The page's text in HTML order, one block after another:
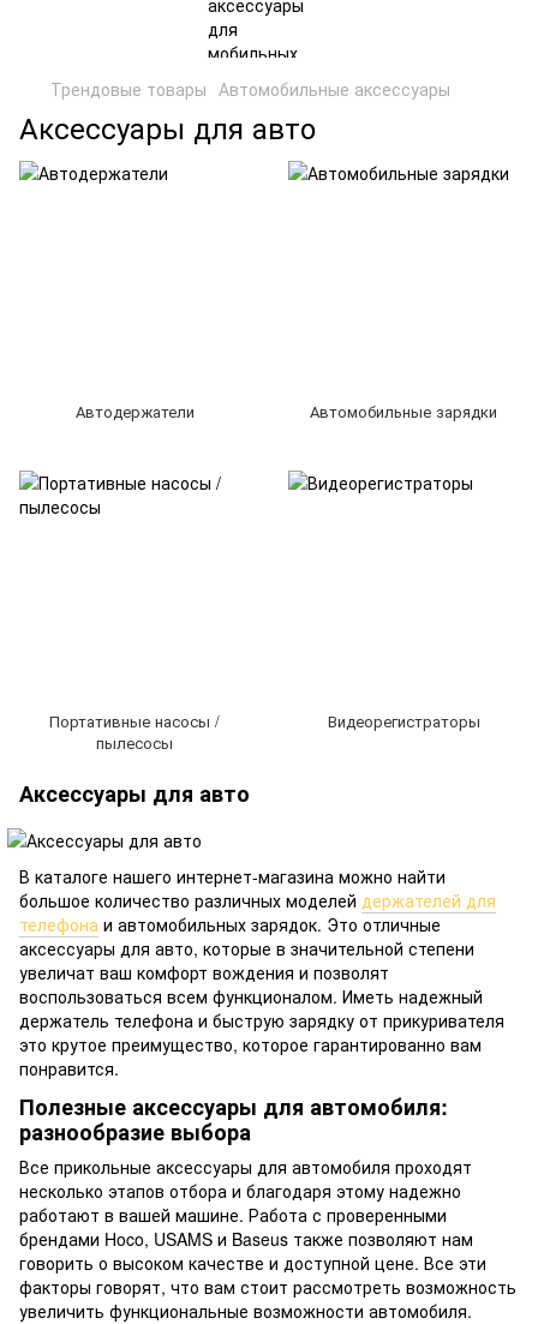
Трендовые товары Автомобильные аксессуары
Аксессуары для авто
Аксессуары для авто
В каталоге нашего интернет-магазина можно найти
большое количество различных моделей держателей для
телефона и автомобильных зарядок. Это отличные
аксессуары для авто, которые в значительной степени
увеличат ваш комфорт вождения и позволят
воспользоваться всем функционалом. Иметь надежный
держатель телефона и быструю зарядку от прикуривателя
это крутое преимущество, которое гарантированно вам
понравится.
Полезные аксессуары для автомобиля:
разнообразие выбора
Все прикольные аксессуары для автомобиля проходят
несколько этапов отбора и благодаря этому надежно
работают в вашей машине. Работа с проверенными
брендами Hoco, USAMS и Baseus также позволяют нам
говорить о высоком качестве и доступной цене. Все эти
факторы говорят, что вам стоит рассмотреть возможность
увеличить функциональные возможности автомобиля.
Автодержатели Автомобильные зарядки
Портативные насосы /
пылесосы
Видеорегистраторы